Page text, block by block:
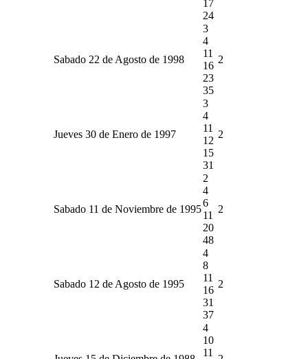
17
24
Sabado 22 de Agosto de 1998
3
4
11
16
23
35
2
Jueves 30 de Enero de 1997
3
4
11
12
15
31
2
Sabado 11 de Noviembre de 1995
2
4
6
11
20
48
2
Sabado 12 de Agosto de 1995
4
8
11
16
31
37
2
4
10
11